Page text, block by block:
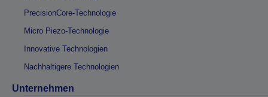
PrecisionCore-Technologie
Micro Piezo-Technologie
Innovative Technologien
Nachhaltigere Technologien
Unternehmen